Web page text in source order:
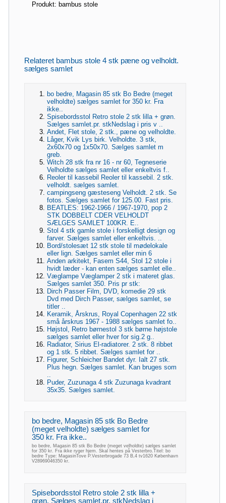
Produkt: bambus stole
Relateret bambus stole 4 stk pæne og velholdt.
sælges samlet
bo bedre, Magasin 85 stk Bo Bedre (meget
velholdte) sælges samlet for 350 kr. Fra
ikke..
Spisebordsstol Retro stole 2 stk lilla + grøn.
Sælges samlet.pr. stkNedslag i pris v ..
Andet, Flet stole, 2 stk., pæne og velholdte.
Låger, Kvik Lys birk. Velholdte. 3 stk,
2x60x70 og 1x50x70. Sælges samlet m
greb.
Witch 28 stk fra nr 16 - nr 60, Tegneserie
Velholdte sælges samlet eller enkeltvis f..
Reoler til kassebil Reoler til kassebil. 2 stk.
velholdt. sælges samlet.
campingseng gæsteseng Velholdt. 2 stk. Se
fotos. Sælges samlet for 125.00. Fast pris.
BEATLES: 1962-1966 / 1967-1970, pop 2
STK DOBBELT CDER VELHOLDT
SÆLGES SAMLET 100KR. E..
Stol 4 stk gamle stole i forskelligt design og
farver. Sælges samlet eller enkeltvis. ..
Bord/stolesæt 12 stk stole til mødelokale
eller lign. Sælges samlet eller min 6
Anden arkitekt, Fasem S44, Stol 12 stole i
hvidt læder - kan enten sælges samlet elle..
Væglampe Væglamper 2 stk i materet glas.
Sælges samlet 350. Pris pr stk:
Dirch Passer Film, DVD, komedie 29 stk
Dvd med Dirch Passer, sælges samlet, se
titler ..
Keramik, Årskrus, Royal Copenhagen 22 stk
små årskrus 1967 - 1988 sælges samlet fo..
Højstol, Retro børnestol 3 stk børne højstole
sælges samlet eller hver for sig.2 g..
Radiator, Sirius El-radiatorer. 2 stk. 8 ribbet
og 1 stk. 5 ribbet. Sælges samlet for ..
Figurer, Schleicher Bandet dyr. Ialt 27 stk.
Plus hegn. Sælges samlet. Kan bruges som
..
Puder, Zuzunaga 4 stk Zuzunaga kvadrant
35x35. Sælges samlet.
bo bedre, Magasin 85 stk Bo Bedre
(meget velholdte) sælges samlet for
350 kr. Fra ikke..
bo bedre, Magasin 85 stk Bo Bedre (meget velholdte) sælges samlet
for 350 kr. Fra ikke ryger hjem. Skal hentes på Vesterbro.Titel: bo
bedre Type: MagasinTove P.Vesterbrogade 73 B,4 tv1620 København
V28969046350 kr.
Spisebordsstol Retro stole 2 stk lilla +
grøn. Sælges samlet.pr. stkNedslag i